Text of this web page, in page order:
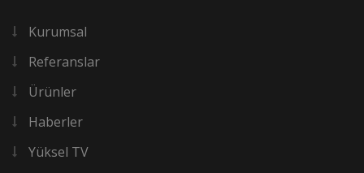
Kurumsal
Referanslar
Ürünler
Haberler
Yüksel TV